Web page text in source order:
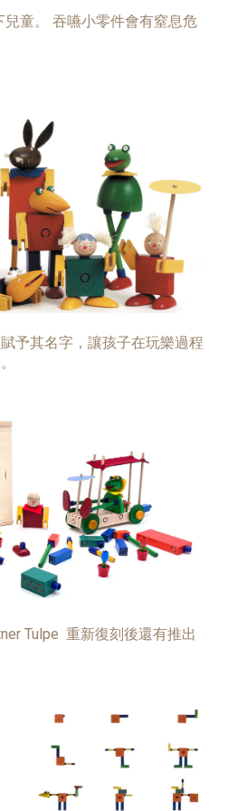
兒童。 吞嚥小零件會有窒息危
予其名字，讓孩子在玩樂過程
Tulpe 重新復刻後還有推出